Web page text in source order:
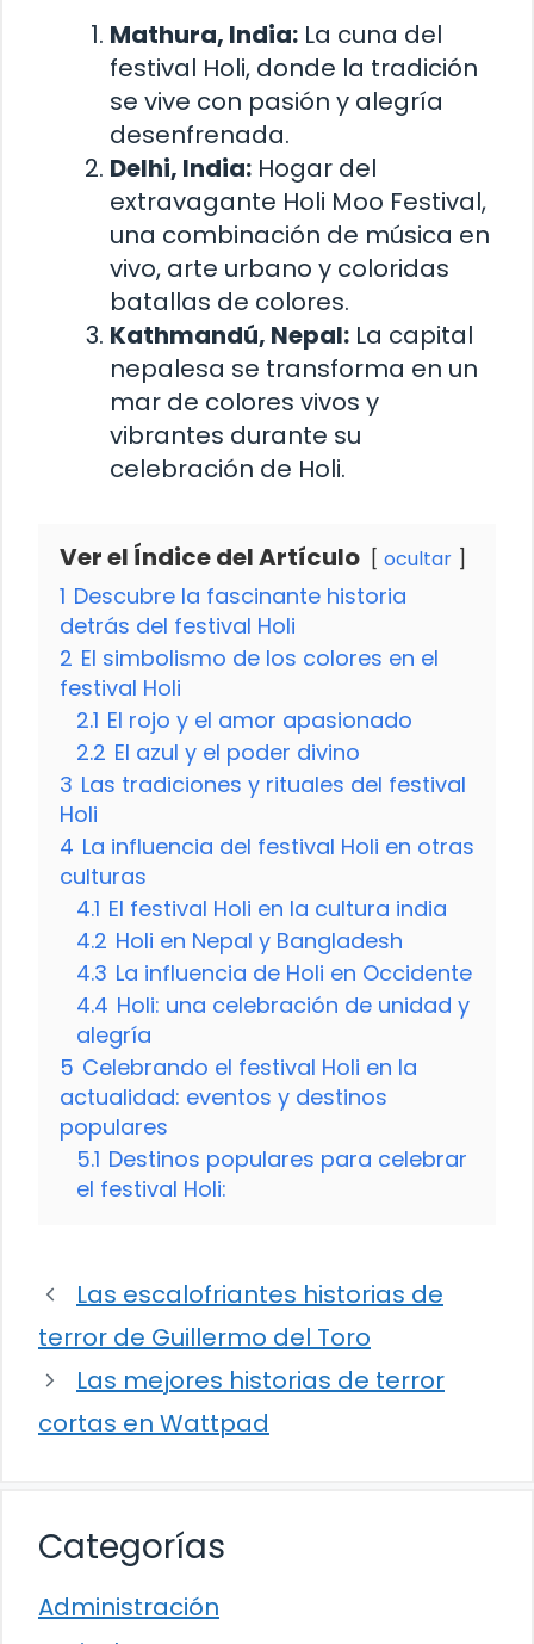
Mathura, India: La cuna del
festival Holi, donde la tradición
se vive con pasión y alegría
desenfrenada.
Delhi, India: Hogar del
extravagante Holi Moo Festival,
una combinación de música en
vivo, arte urbano y coloridas
batallas de colores.
Kathmandú, Nepal: La capital
nepalesa se transforma en un
mar de colores vivos y
vibrantes durante su
celebración de Holi.
Ver el Índice del Artículo ocultar
1 Descubre la fascinante historia
detrás del festival Holi
2 El simbolismo de los colores en el
festival Holi
2.1 El rojo y el amor apasionado
2.2 El azul y el poder divino
3 Las tradiciones y rituales del festival
Holi
4 La influencia del festival Holi en otras
culturas
4.1 El festival Holi en la cultura india
4.2 Holi en Nepal y Bangladesh
4.3 La influencia de Holi en Occidente
4.4 Holi: una celebración de unidad y
alegría
5 Celebrando el festival Holi en la
actualidad: eventos y destinos
populares
5.1 Destinos populares para celebrar
el festival Holi:
Las escalofriantes historias de
terror de Guillermo del Toro
Las mejores historias de terror
cortas en Wattpad
Categorías
Administración